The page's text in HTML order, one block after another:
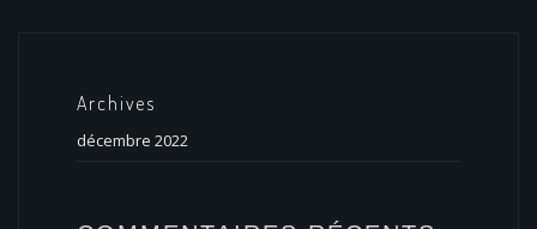
Archives
décembre 2022